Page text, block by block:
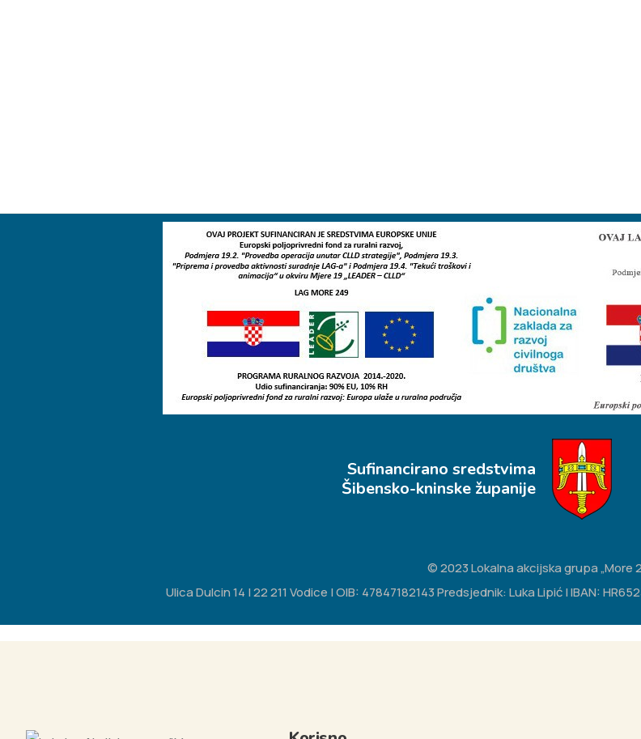
Sufinancirano sredstvima
Šibensko-kninske županije
© 2023 Lokalna akcijska grupa „More
Ulica Dulcin 14 | 22 211 Vodice | OIB: 47847182143 Predsjednik: Luka Lipić | IBAN: